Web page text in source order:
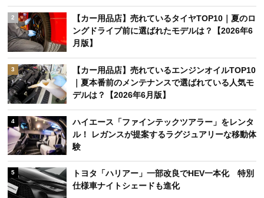
2
【カー用品店】売れているタイヤTOP10｜夏のロ
ングドライブ前に選ばれたモデルは？【2026年6
月版】
3
【カー用品店】売れているエンジンオイルTOP10
｜夏本番前のメンテナンスで選ばれている人気モ
デルは？【2026年6月版】
4
ハイエース「ファインテックツアラー」をレンタ
ル！ レガンスが提案するラグジュアリーな移動体
験
5
トヨタ「ハリアー」一部改良でHEV一本化 特別
仕様車ナイトシェードも進化